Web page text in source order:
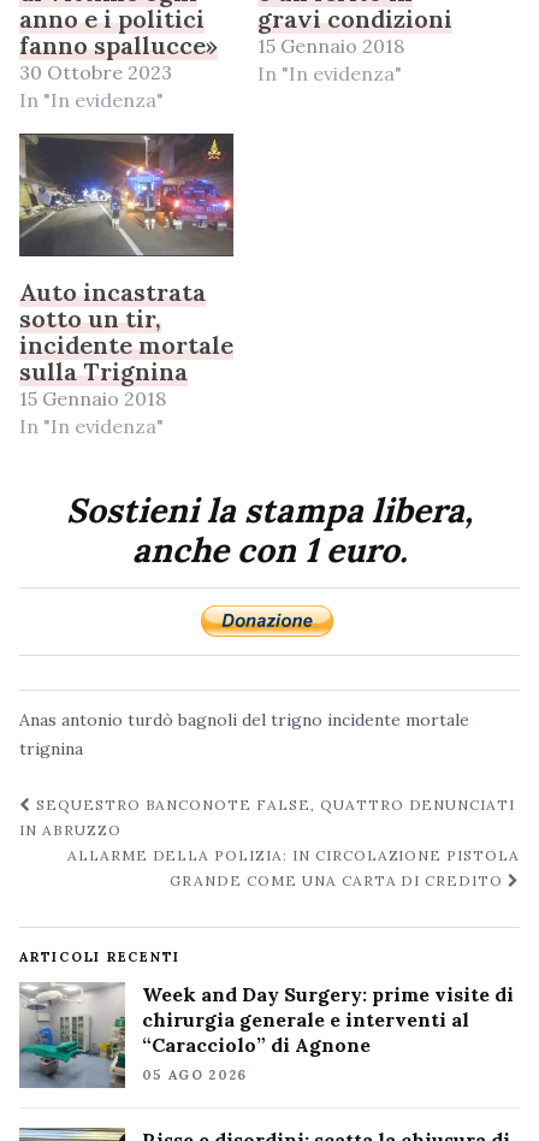
anno e i politici
fanno spallucce»
30 Ottobre 2023
In "In evidenza"
gravi condizioni
15 Gennaio 2018
In "In evidenza"
Auto incastrata
sotto un tir,
incidente mortale
sulla Trignina
15 Gennaio 2018
In "In evidenza"
Sostieni la stampa libera,
anche con 1 euro.
Anas antonio turdò bagnoli del trigno incidente mortale
trignina
Navigazione
post
SEQUESTRO BANCONOTE FALSE, QUATTRO DENUNCIATI
IN ABRUZZO
ALLARME DELLA POLIZIA: IN CIRCOLAZIONE PISTOLA
GRANDE COME UNA CARTA DI CREDITO
ARTICOLI RECENTI
Week and Day Surgery: prime visite di
chirurgia generale e interventi al
“Caracciolo” di Agnone
05 AGO 2026